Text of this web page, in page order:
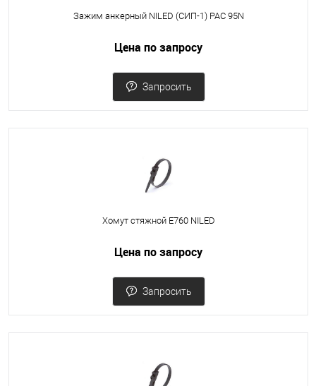
Зажим анкерный NILED (СИП-1) PAC 95N
Цена по запросу
Запросить
Хомут стяжной Е760 NILED
Цена по запросу
Запросить